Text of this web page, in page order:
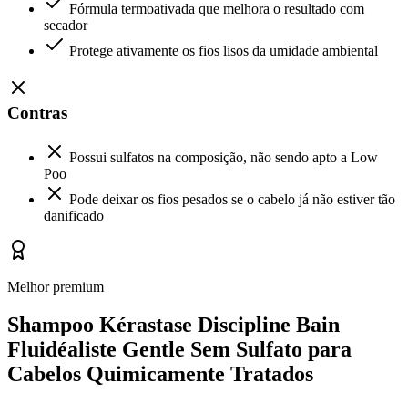
Fórmula termoativada que melhora o resultado com
secador
Protege ativamente os fios lisos da umidade ambiental
Contras
Possui sulfatos na composição, não sendo apto a Low
Poo
Pode deixar os fios pesados se o cabelo já não estiver tão
danificado
Melhor premium
Shampoo Kérastase Discipline Bain
Fluidéaliste Gentle Sem Sulfato para
Cabelos Quimicamente Tratados